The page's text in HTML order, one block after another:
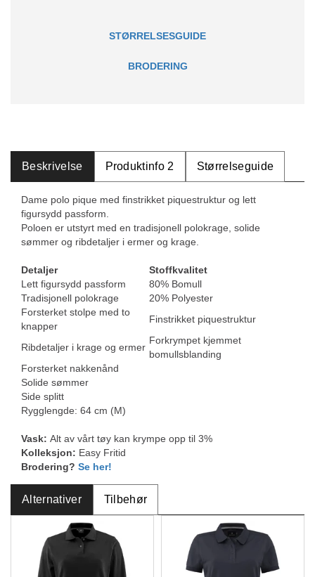
STØRRELSESGUIDE
BRODERING
Beskrivelse Produktinfo 2 Størrelseguide
Dame polo pique med finstrikket piquestruktur og lett
figursydd passform.
Poloen er utstyrt med en tradisjonell polokrage, solide
sømmer og ribdetaljer i ermer og krage.
Detaljer
Stoffkvalitet
Lett figursydd passform
80% Bomull
Tradisjonell polokrage
20% Polyester
Forsterket stolpe med to
knapper
Finstrikket piquestruktur
Ribdetaljer i krage og ermer
Forkrympet kjemmet
bomullsblanding
Forsterket nakkenånd
Solide sømmer
Side splitt
Rygglengde: 64 cm (M)
Vask: Alt av vårt tøy kan krympe opp til 3%
Kolleksjon: Easy Fritid
Brodering? Se her!
Alternativer Tilbehør